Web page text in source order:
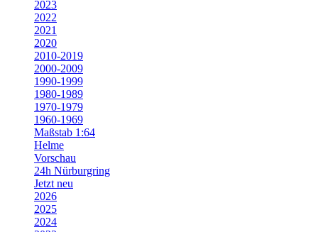
2023
2022
2021
2020
2010-2019
2000-2009
1990-1999
1980-1989
1970-1979
1960-1969
Maßstab 1:64
Helme
Vorschau
24h Nürburgring
Jetzt neu
2026
2025
2024